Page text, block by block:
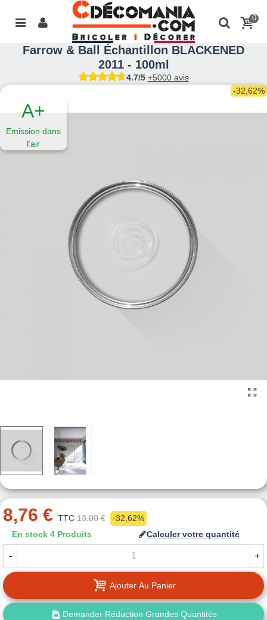
0
Farrow & Ball Échantillon BLACKENED
2011 - 100ml
4.7/5 +5000 avis
A+
Emission dans
l'air
-32,62%
8,76 € TTC 13,00 €
-32,62%
En stock 4 Produits Calculer votre quantité
- +
Ajouter Au Panier
Demander Réduction Grandes Quantités